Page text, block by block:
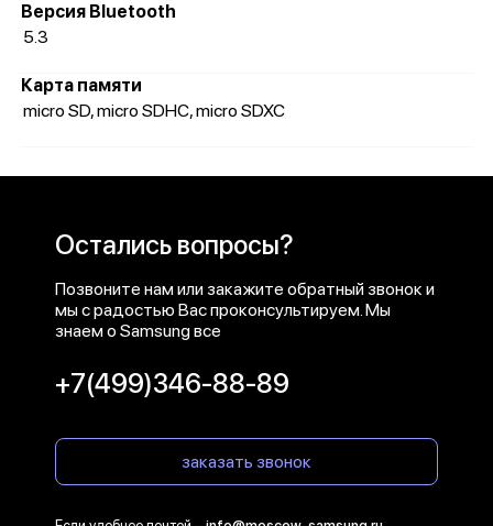
Версия Bluetooth
5.3
Карта памяти
micro SD, micro SDHC, micro SDXC
Остались вопросы?
Позвоните нам или закажите обратный звонок и
мы с радостью Вас проконсультируем. Мы
знаем о Samsung все
+7(499)346-88-89
заказать звонок